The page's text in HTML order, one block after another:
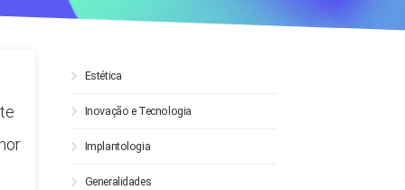
Estética
Inovação e Tecnologia
Implantologia
Generalidades